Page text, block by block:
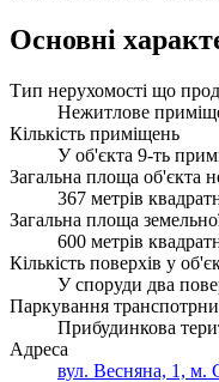
Основні
Тип нерухомості що
Нежитлове
Кількість приміщень
У об'єкта 9-ть
Загальна площа об'єкта
367 метрів
Загальна площа
600 метрів
Кількість поверхів у
У споруди два
Паркування
Прибудинкова
Адреса
вул. Весняна, 1, м.